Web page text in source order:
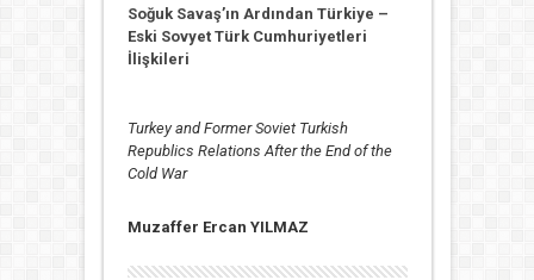
Soğuk Savaş’ın Ardından Türkiye –
Eski Sovyet Türk Cumhuriyetleri
İlişkileri
Turkey and Former Soviet Turkish
Republics Relations After the End of the
Cold War
Muzaffer Ercan YILMAZ